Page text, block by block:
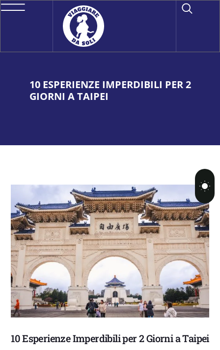
10 ESPERIENZE IMPERDIBILI PER 2
GIORNI A TAIPEI
10 Esperienze Imperdibili per 2 Giorni a Taipei